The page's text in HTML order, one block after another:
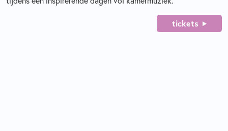
tickets